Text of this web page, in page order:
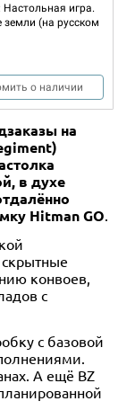
Настольная игра.
(на русском
о наличии
на
в духе
Hitman GO
конвоев,
с
с базовой
А ещё BZ